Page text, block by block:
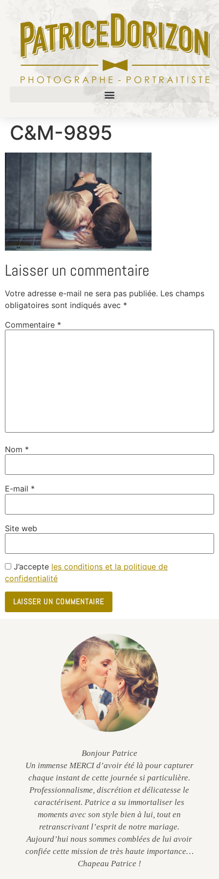
C&M-9895
Laisser un commentaire
Votre adresse e-mail ne sera pas publiée. Les champs
obligatoires sont indiqués avec *
Commentaire *
Nom *
E-mail *
Site web
J’accepte les conditions et la politique de
confidentialité
Bonjour Patrice
Un immense MERCI d’avoir été là pour capturer
chaque instant de cette journée si particulière.
Professionnalisme, discrétion et délicatesse le
caractérisent. Patrice a su immortaliser les
moments avec son style bien à lui, tout en
retranscrivant l’esprit de notre mariage.
Aujourd’hui nous sommes comblées de lui avoir
confiée cette mission de très haute importance…
Chapeau Patrice !